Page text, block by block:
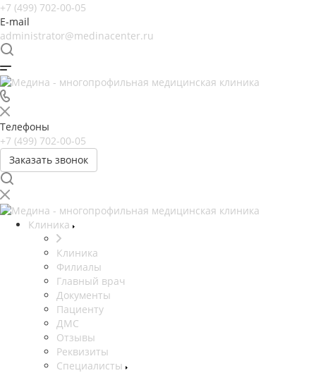
+7 (499) 702-00-05
E-mail
administrator@medinacenter.ru
Телефоны
+7 (499) 702-00-05
Заказать звонок
Клиника
Клиника
Филиалы
Главный врач
Документы
Пациенту
ДМС
Отзывы
Реквизиты
Специалисты